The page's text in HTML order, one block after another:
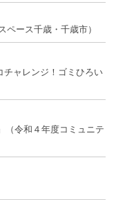
ペース千歳・千歳市）
チャレンジ！ゴミひろい
（令和４年度コミュニテ